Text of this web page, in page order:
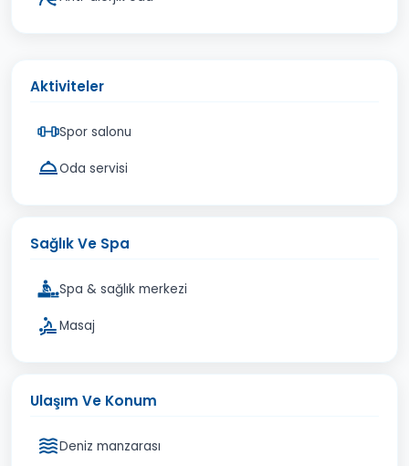
Aktiviteler
Spor salonu
Oda servisi
Sağlık Ve Spa
Spa & sağlık merkezi
Masaj
Ulaşım Ve Konum
Deniz manzarası